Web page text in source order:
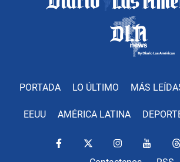
PORTADA LO ÚLTIMO MÁS
EEUU AMÉRICA LATINA